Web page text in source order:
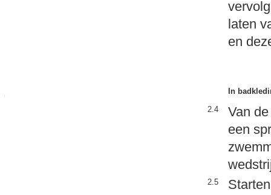
laten
en
In
2.4
Van
een
2.5